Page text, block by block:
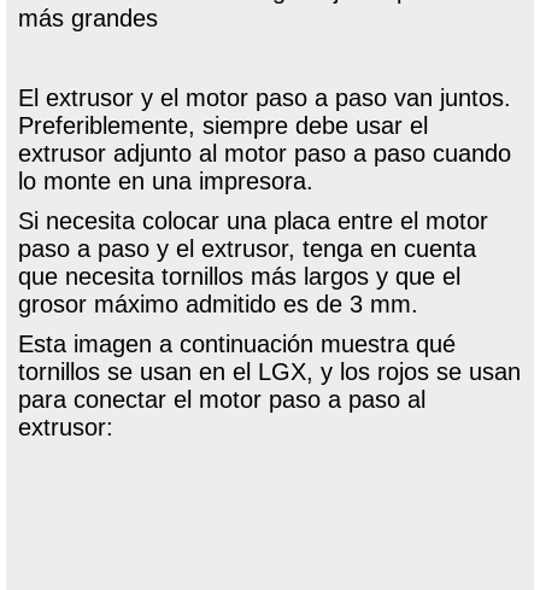
más grandes
El extrusor y el motor paso a paso van juntos.
Preferiblemente, siempre debe usar el
extrusor adjunto al motor paso a paso cuando
lo monte en una impresora.
Si necesita colocar una placa entre el motor
paso a paso y el extrusor, tenga en cuenta
que necesita tornillos más largos y que el
grosor máximo admitido es de 3 mm.
Esta imagen a continuación muestra qué
tornillos se usan en el LGX, y los rojos se usan
para conectar el motor paso a paso al
extrusor: